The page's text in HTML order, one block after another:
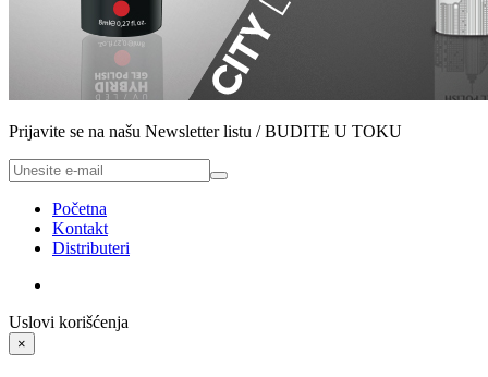
Prijavite se na našu Newsletter listu / BUDITE U TOKU
Početna
Kontakt
Distributeri
Uslovi korišćenja
×